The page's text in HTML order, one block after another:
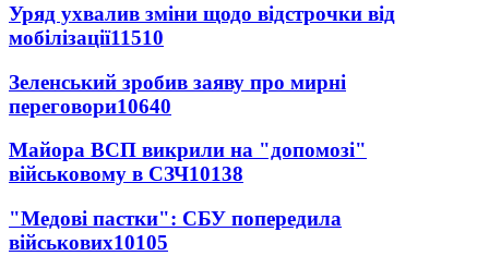
Уряд ухвалив зміни щодо відстрочки від
мобілізації11510
Зеленський зробив заяву про мирні
переговори10640
Майора ВСП викрили на "допомозі"
військовому в СЗЧ10138
"Медові пастки": СБУ попередила
військових10105